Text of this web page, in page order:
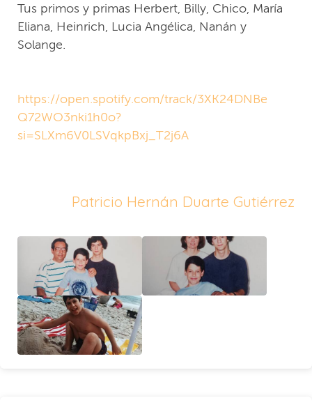
Tus primos y primas Herbert, Billy, Chico, María
Eliana, Heinrich, Lucia Angélica, Nanán y
Solange.
https://open.spotify.com/track/3XK24DNBe
Q72WO3nki1h0o?
si=SLXm6V0LSVqkpBxj_T2j6A
Patricio Hernán Duarte Gutiérrez